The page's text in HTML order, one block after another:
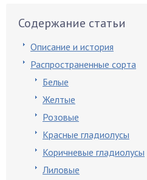
Содержание статьи
Описание и история
Распространенные сорта
Белые
Желтые
Розовые
Красные гладиолусы
Коричневые гладиолусы
Лиловые